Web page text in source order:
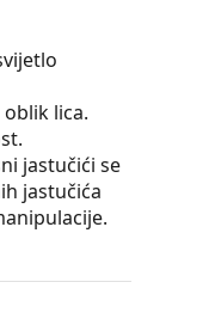
lica.
jastučići se
jastučića